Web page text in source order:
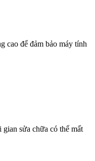
cao để đảm bảo máy tính
sửa chữa có thể mất